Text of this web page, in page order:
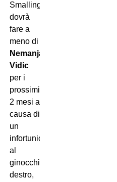
Smalling,
dovrà
fare a
meno di
Nemanja
Vidic
per i
prossimi
2 mesi a
causa di
un
infortunio
al
ginocchio
destro,